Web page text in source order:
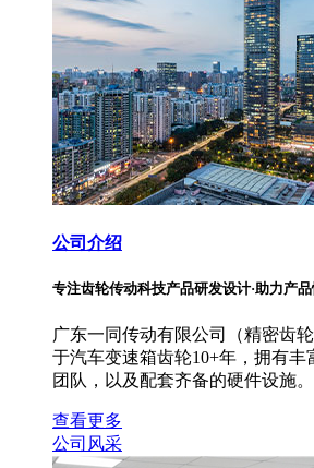
公司介绍
专注齿轮传动科技产品研发设计·助力产
广东一同传动有限公司（精密齿
于汽车变速箱齿轮10+年，拥有丰
团队，以及配套齐备的硬件设施。
查看更多
公司风采